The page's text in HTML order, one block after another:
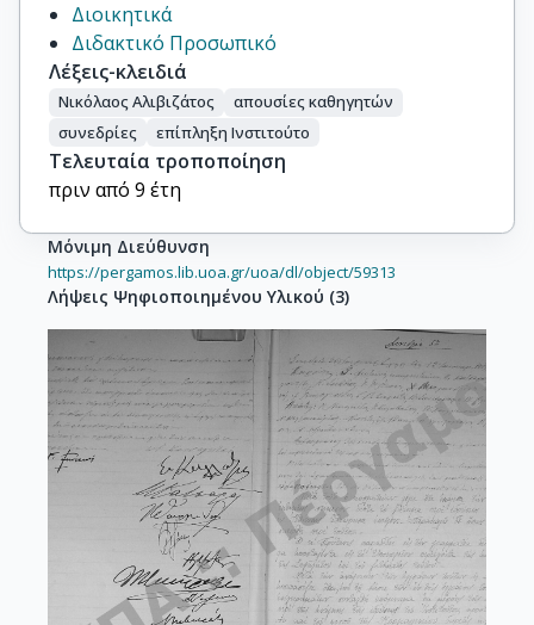
Διοικητικά
Διδακτικό Προσωπικό
Λέξεις-κλειδιά
Νικόλαος Αλιβιζάτος
απουσίες καθηγητών
συνεδρίες
επίπληξη Ινστιτούτο
Τελευταία τροποποίηση
πριν από 9 έτη
Μόνιμη Διεύθυνση
https://pergamos.lib.uoa.gr/uoa/dl/object/59313
Λήψεις Ψηφιοποιημένου Υλικού (3)